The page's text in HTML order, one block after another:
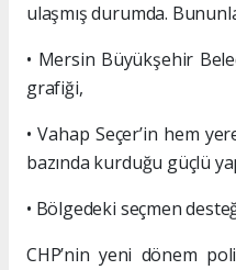
ulaşmış durumda.
• Mersin Büyükşehir
grafiği,
• Vahap Seçer’in hem
bazında kurduğu güçlü
• Bölgedeki seçmen
CHP’nin yeni dönem